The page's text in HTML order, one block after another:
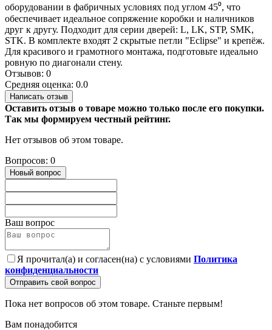
оборудовании в фабричных условиях под углом 45⁰, что
обеспечивает идеальное сопряжение коробки и наличников
друг к другу. Подходит для серии дверей: L, LK, STP, SMK,
STK. В комплекте входят 2 скрытые петли "Eclipse" и крепёж.
Для красивого и грамотного монтажа, подготовьте идеально
ровную по диагонали стену.
Отзывов: 0
Средняя оценка: 0.0
Написать отзыв
Оставить отзыв о товаре можно только после его покупки.
Так мы формируем честный рейтинг.
Нет отзывов об этом товаре.
Вопросов: 0
Новый вопрос
Ваш вопрос
Я прочитал(а) и согласен(на) с условиями Политика
конфиденциальности
Отправить свой вопрос
Пока нет вопросов об этом товаре. Станьте первым!
Вам понадобится